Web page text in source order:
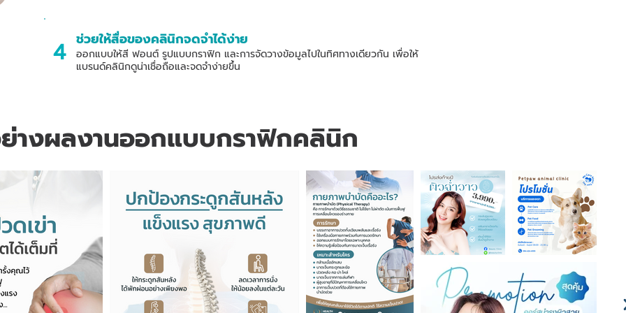
4 ช่วยให้สื่อของคลินิกจดจำได้ง่าย
ออกแบบให้สี ฟอนต์ รูปแบบกราฟิก และการจัดวางข้อมูลไปในทิศทางเดียวกัน เพื่อให้
แบรนด์คลินิกดูน่าเชื่อถือและจดจำง่ายขึ้น
างผลงานออกแบบกราฟิกคลินิก